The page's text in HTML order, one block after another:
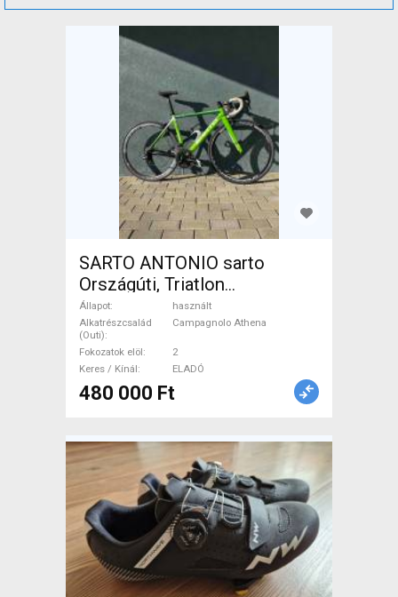
SARTO ANTONIO sarto
Országúti, Triatlon
Campagnolo Athena patkófék
használt ELADÓ
Állapot
használt
Alkatrészcsalád
(Outi)
Campagnolo Athena
Fokozatok elöl
2
Keres / Kínál
ELADÓ
480 000 Ft